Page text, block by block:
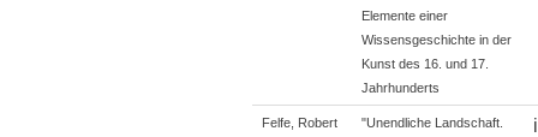
Elemente einer
Wissensgeschichte in der
Kunst des 16. und 17.
Jahrhunderts
Felfe, Robert
"Unendliche Landschaft.